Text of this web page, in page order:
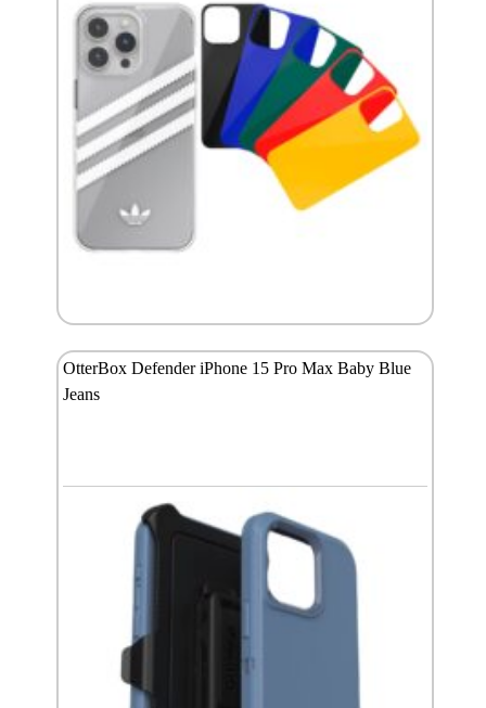
OtterBox Defender iPhone 15 Pro Max Baby Blue
Jeans